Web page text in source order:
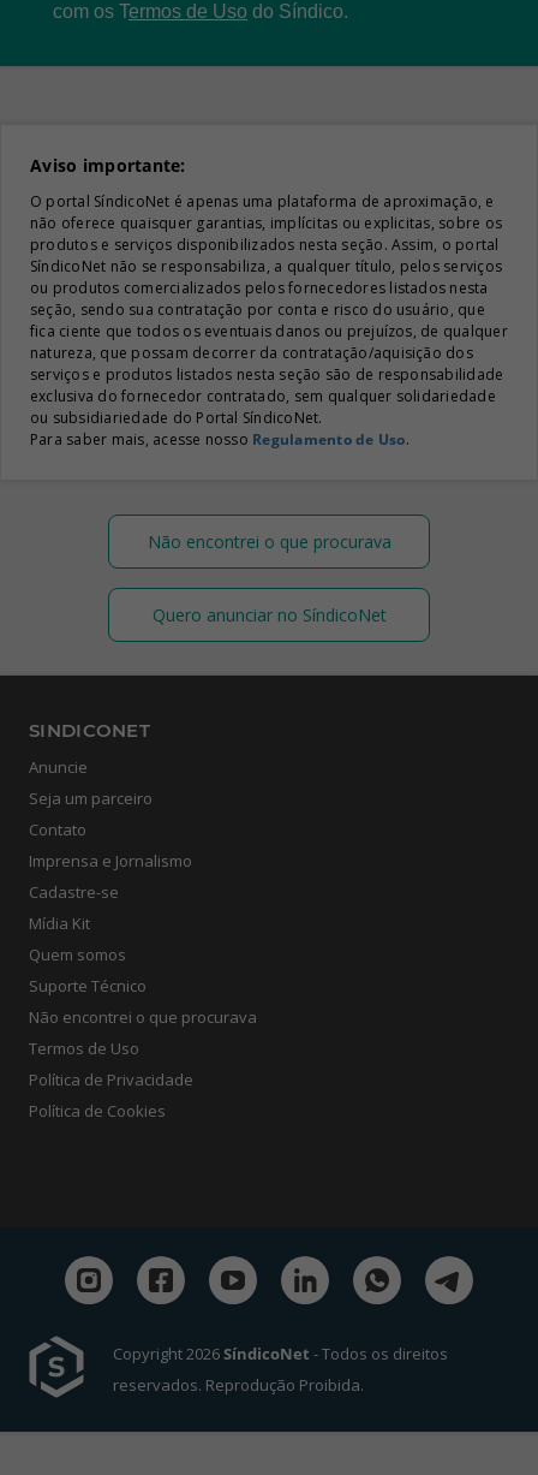
com os Termos de Uso do Síndico.
Aviso importante:
O portal SíndicoNet é apenas uma plataforma de aproximação, e
não oferece quaisquer garantias, implícitas ou explicitas, sobre os
produtos e serviços disponibilizados nesta seção. Assim, o portal
SíndicoNet não se responsabiliza, a qualquer título, pelos serviços
ou produtos comercializados pelos fornecedores listados nesta
seção, sendo sua contratação por conta e risco do usuário, que
fica ciente que todos os eventuais danos ou prejuízos, de qualquer
natureza, que possam decorrer da contratação/aquisição dos
serviços e produtos listados nesta seção são de responsabilidade
exclusiva do fornecedor contratado, sem qualquer solidariedade
ou subsidiariedade do Portal SíndicoNet.
Para saber mais, acesse nosso Regulamento de Uso.
Não encontrei o que procurava
Quero anunciar no SíndicoNet
SINDICONET
Anuncie
Seja um parceiro
Contato
Imprensa e Jornalismo
Cadastre-se
Mídia Kit
Quem somos
Suporte Técnico
Não encontrei o que procurava
Termos de Uso
Política de Privacidade
Política de Cookies
Copyright 2026SíndicoNet - Todos os direitos
reservados. Reprodução Proibida.